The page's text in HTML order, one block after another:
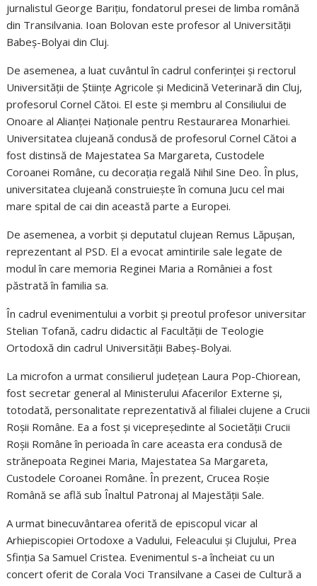
jurnalistul George Barițiu, fondatorul presei de limba română
din Transilvania. Ioan Bolovan este profesor al Universității
Babeș-Bolyai din Cluj.
De asemenea, a luat cuvântul în cadrul conferinței și rectorul
Universității de Științe Agricole și Medicină Veterinară din Cluj,
profesorul Cornel Cătoi. El este și membru al Consiliului de
Onoare al Alianței Naționale pentru Restaurarea Monarhiei.
Universitatea clujeană condusă de profesorul Cornel Cătoi a
fost distinsă de Majestatea Sa Margareta, Custodele
Coroanei Române, cu decorația regală Nihil Sine Deo. În plus,
universitatea clujeană construiește în comuna Jucu cel mai
mare spital de cai din această parte a Europei.
De asemenea, a vorbit și deputatul clujean Remus Lăpușan,
reprezentant al PSD. El a evocat amintirile sale legate de
modul în care memoria Reginei Maria a României a fost
păstrată în familia sa.
În cadrul evenimentului a vorbit și preotul profesor universitar
Stelian Tofană, cadru didactic al Facultății de Teologie
Ortodoxă din cadrul Universității Babeș-Bolyai.
La microfon a urmat consilierul județean Laura Pop-Chiorean,
fost secretar general al Ministerului Afacerilor Externe și,
totodată, personalitate reprezentativă al filialei clujene a Crucii
Roșii Române. Ea a fost și vicepreședinte al Societății Crucii
Roșii Române în perioada în care aceasta era condusă de
strănepoata Reginei Maria, Majestatea Sa Margareta,
Custodele Coroanei Române. În prezent, Crucea Roșie
Română se află sub Înaltul Patronaj al Majestății Sale.
A urmat binecuvântarea oferită de episcopul vicar al
Arhiepiscopiei Ortodoxe a Vadului, Feleacului și Clujului, Prea
Sfinția Sa Samuel Cristea. Evenimentul s-a încheiat cu un
concert oferit de Corala Voci Transilvane a Casei de Cultură a